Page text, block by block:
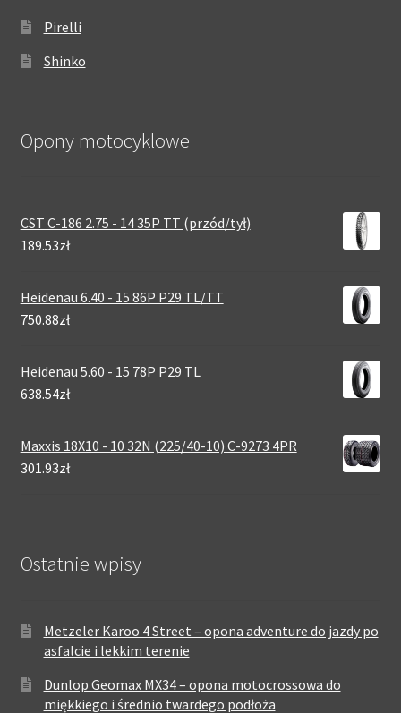
Pirelli
Shinko
Opony motocyklowe
CST C-186 2.75 - 14 35P TT (przód/tył)
189.53zł
Heidenau 6.40 - 15 86P P29 TL/TT
750.88zł
Heidenau 5.60 - 15 78P P29 TL
638.54zł
Maxxis 18X10 - 10 32N (225/40-10) C-9273 4PR
301.93zł
Ostatnie wpisy
Metzeler Karoo 4 Street – opona adventure do jazdy po
asfalcie i lekkim terenie
Dunlop Geomax MX34 – opona motocrossowa do
miękkiego i średnio twardego podłoża